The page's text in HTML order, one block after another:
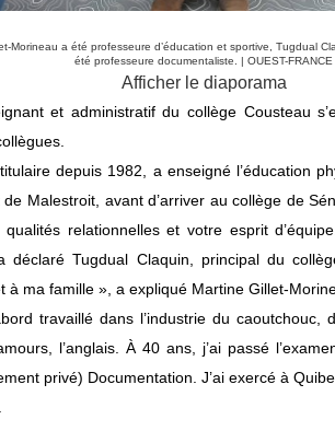
Morineau a été professeure d’éducation et sportive, Tugdual
été professeure documentaliste. | OUEST-FRANCE
Afficher le diaporama
et administratif du collège Cousteau
depuis 1982, a enseigné l’éducation
de Malestroit, avant d’arriver au collège de
relationnelles et votre esprit
déclaré Tugdual Claquin, principal du
à ma famille », a expliqué Martine Gillet-
travaillé dans l’industrie du caoutchouc,
l’anglais. À 40 ans, j’ai passé
privé) Documentation. J’ai exercé à